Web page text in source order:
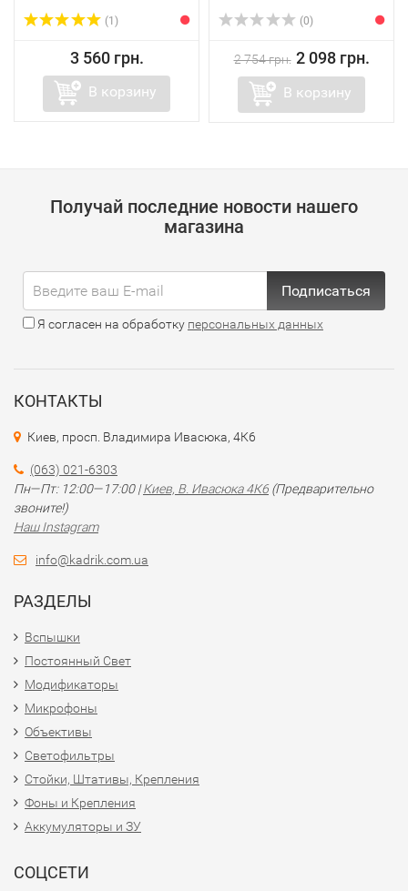
(1)
3 560 грн.
В корзину
(0)
2 754 грн. 2 098 грн.
В корзину
Получай последние новости нашего
магазина
Подписаться
Я согласен на обработку персональных данных
КОНТАКТЫ
Киев, просп. Владимира Ивасюка, 4К6
(063) 021-6303
Пн—Пт: 12:00—17:00 |Киев, В. Ивасюка 4К6 (Предварительно
звоните!)
Наш Instagram
info@kadrik.com.ua
РАЗДЕЛЫ
Вспышки
Постоянный Свет
Модификаторы
Микрофоны
Объективы
Светофильтры
Стойки, Штативы, Крепления
Фоны и Крепления
Аккумуляторы и ЗУ
СОЦСЕТИ